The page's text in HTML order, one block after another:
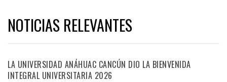
NOTICIAS RELEVANTES
LA UNIVERSIDAD ANÁHUAC CANCÚN DIO LA BIENVENIDA
INTEGRAL UNIVERSITARIA 2026